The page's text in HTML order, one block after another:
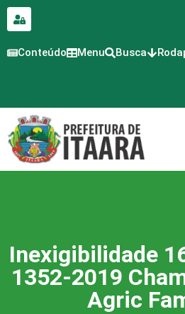
conteúdo
Conteúdo Menu Busca
Inexigibilidade
1352-2019
Agric